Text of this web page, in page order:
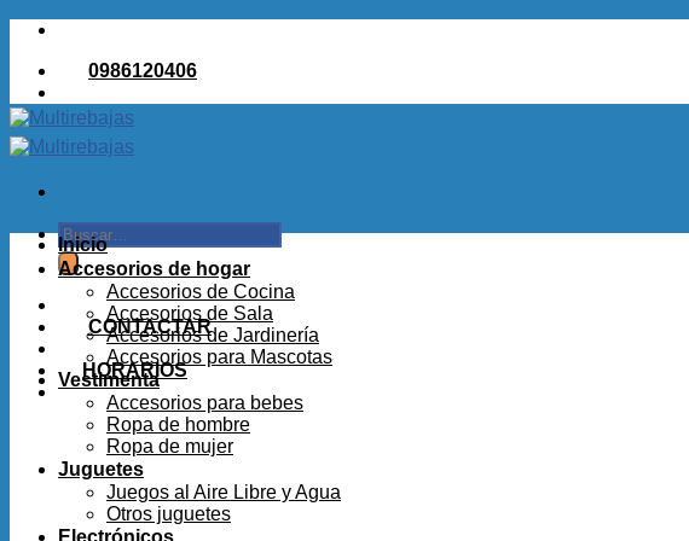
Saltar
contenido0986120406
Buscar
por:
CONTACTAR
HORARIOS
Inicio
Accesorios de hogar
Accesorios de Cocina
Accesorios de Sala
Accesorios de Jardinería
Accesorios para Mascotas
Vestimenta
Accesorios para bebes
Ropa de hombre
Ropa de mujer
Juguetes
Juegos al Aire Libre y Agua
Otros juguetes
Electrónicos